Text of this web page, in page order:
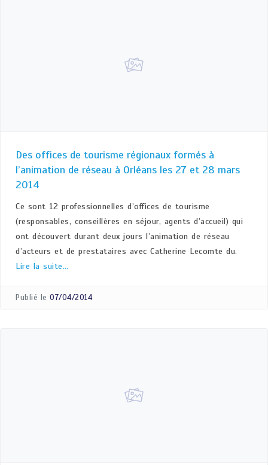
Des offices de tourisme régionaux formés à
l’animation de réseau à Orléans les 27 et 28 mars
2014
Ce sont 12 professionnelles d’offices de tourisme
(responsables, conseillères en séjour, agents d’accueil) qui
ont découvert durant deux jours l’animation de réseau
d’acteurs et de prestataires avec Catherine Lecomte du.
Lire la suite…
Publié le 07/04/2014